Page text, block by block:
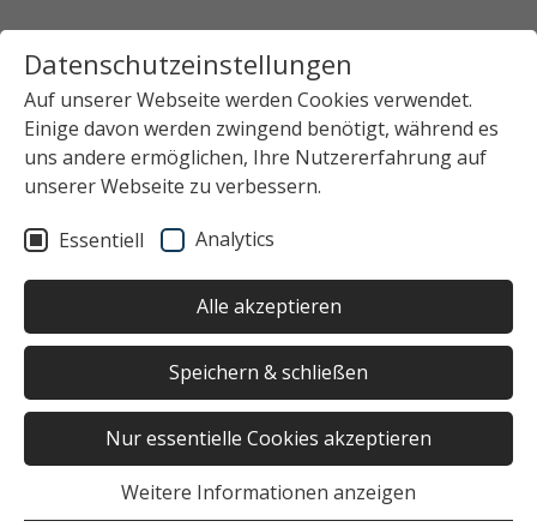
Datenschutzeinstellungen
Auf unserer Webseite werden Cookies verwendet.
Einige davon werden zwingend benötigt, während es
uns andere ermöglichen, Ihre Nutzererfahrung auf
unserer Webseite zu verbessern.
Essentiell Analytics
Alle akzeptieren
Speichern & schließen
Nur essentielle Cookies akzeptieren
Weitere Informationen anzeigen